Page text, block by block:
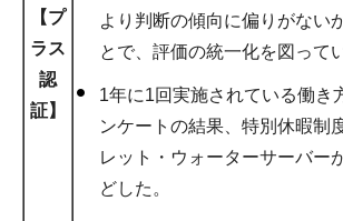
【プ
ラス
認
証】
より判断の傾向に偏りがない
とで、評価の統一化を図って
1年に1回実施されている働き
ンケートの結果、特別休暇制
レット・ウォーターサーバー
どした。